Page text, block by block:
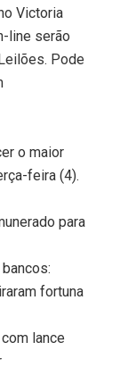
Victoria
line serão
Pode
o maior
feira (4).
para
fortuna
lance